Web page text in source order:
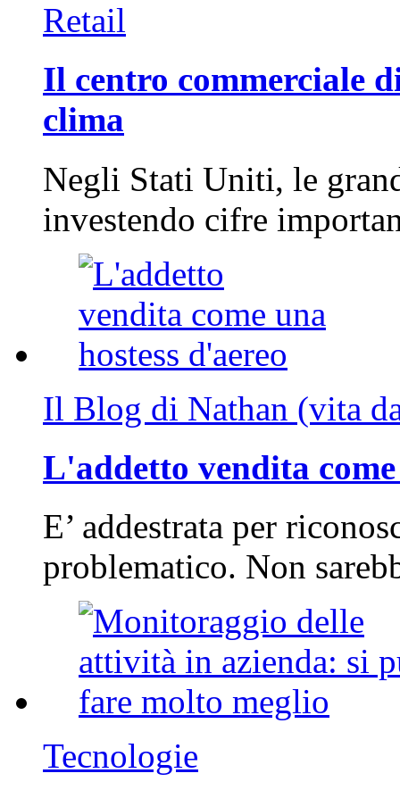
Retail
Il centro commerciale
clima
Negli Stati Uniti, le
investendo cifre
Il Blog di Nathan (vita
L'addetto vendita
E’ addestrata per
problematico. Non
Tecnologie